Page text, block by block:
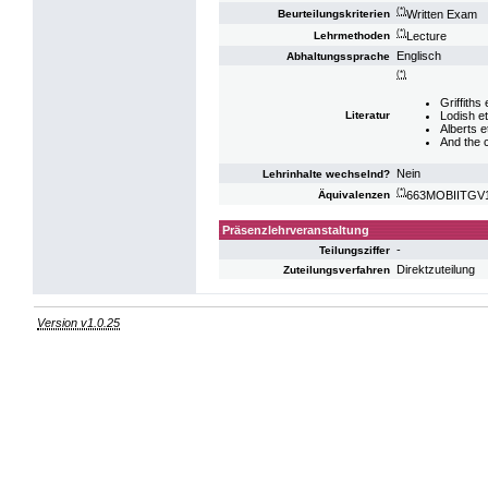
Beurteilungskriterien (*)Written Exam
Lehrmethoden (*)Lecture
Abhaltungssprache Englisch
Literatur
(*)
Griffiths
Lodish
Alberts
And the
Lehrinhalte wechselnd? Nein
Äquivalenzen (*)
Präsenzlehrveranstaltung
Teilungsziffer -
Zuteilungsverfahren Direktzuteilung
Version v1.0.25